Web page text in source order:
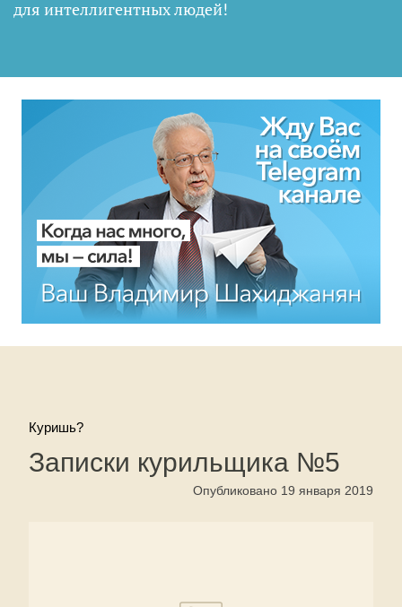
для интеллигентных людей!
Куришь?
Записки курильщика №5
Опубликовано 19 января 2019